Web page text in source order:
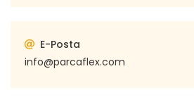
E-Posta
info@parcaflex.com